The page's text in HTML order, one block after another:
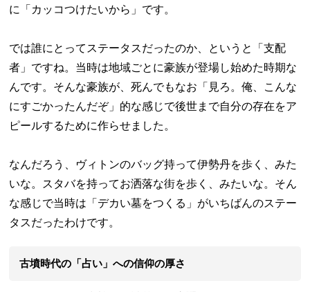
に「カッコつけたいから」です。
では誰にとってステータスだったのか、というと「支配
者」ですね。当時は地域ごとに豪族が登場し始めた時期な
んです。そんな豪族が、死んでもなお「見ろ。俺、こんな
にすごかったんだぞ」的な感じで後世まで自分の存在をア
ピールするために作らせました。
なんだろう、ヴィトンのバッグ持って伊勢丹を歩く、みた
いな。スタバを持ってお洒落な街を歩く、みたいな。そん
な感じで当時は「デカい墓をつくる」がいちばんのステー
タスだったわけです。
古墳時代の「占い」への信仰の厚さ